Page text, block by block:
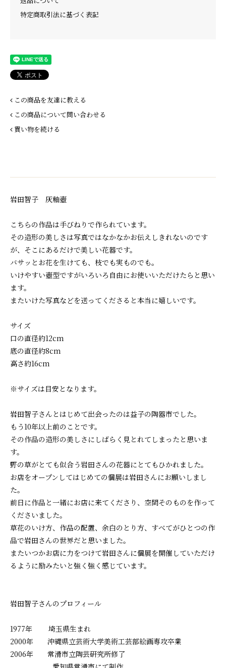
特定商取引法に基づく表記
この商品を友達に教える
この商品について問い合わせる
買い物を続ける
岩田智子 灰釉壺
こちらの作品は手びねりで作られています。
その造形の美しさは写真ではなかなかお伝えしきれないのです
が、そこにあるだけで美しい花器です。
バサッとお花を生けても、枝でも実ものでも。
いけやすい壺型ですがいろいろ自由にお使いいただけたらと思い
ます。
またいけた写真などを送ってくださると本当に嬉しいです。
サイズ
口の直径約12cm
底の直径約8cm
高さ約16cm
※サイズは目安となります。
岩田智子さんとはじめて出会ったのは益子の陶器市でした。
もう10年以上前のことです。
その作品の造形の美しさにしばらく見とれてしまったと思いま
す。
野の草がとても似合う岩田さんの花器にとてもひかれました。
お店をオープンしてはじめての個展は岩田さんにお願いしまし
た。
前日に作品と一緒にお店に来てくださり、空間そのものを作って
くださいました。
草花のいけ方、作品の配置、余白のとり方、すべてがひとつの作
品で岩田さんの世界だと思いました。
またいつかお店に力をつけて岩田さんに個展を開催していただけ
るように励みたいと強く強く感じています。
岩田智子さんのプロフィール
1977年 埼玉県生まれ
2000年 沖縄県立芸術大学美術工芸部絵画専攻卒業
2006年 常滑市立陶芸研究所修了